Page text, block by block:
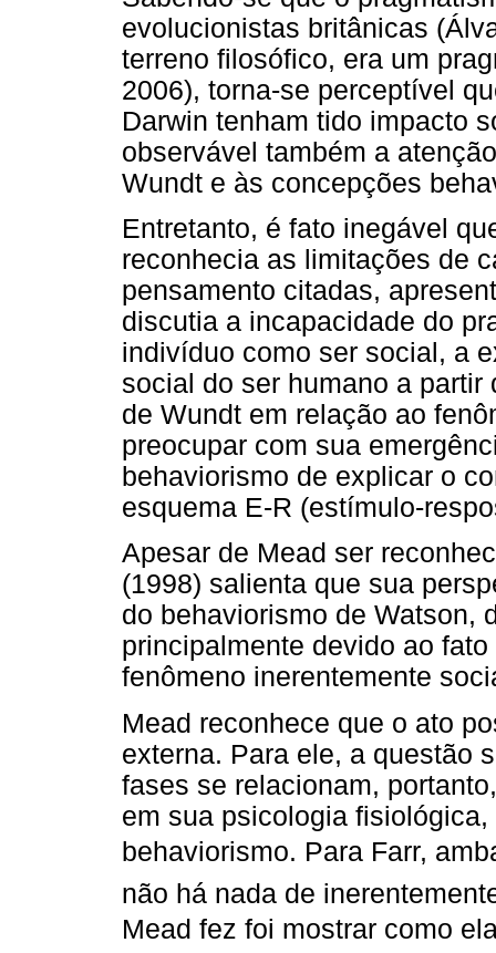
evolucionistas britânicas
terreno filosófico, era um
2006), torna-se perceptível
Darwin tenham tido impacto
observável também a
Wundt e às concepções
Entretanto, é fato inegável
reconhecia as limitações de
pensamento citadas,
discutia a incapacidade do
indivíduo como ser social, a
social do ser humano a
de Wundt em relação ao
preocupar com sua
behaviorismo de explicar o
esquema E-R (estímulo-
Apesar de Mead ser
(1998) salienta que sua
do behaviorismo de Watson,
principalmente devido ao
fenômeno inerentemente
Mead reconhece que o ato
externa. Para ele, a questão
fases se relacionam,
em sua psicologia
behaviorismo. Para Farr,
não há nada de
Mead fez foi mostrar como